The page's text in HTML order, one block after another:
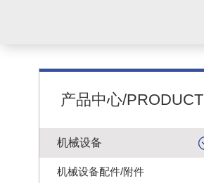
产品中心/PRODUCT
机械设备
机械设备配件/附件